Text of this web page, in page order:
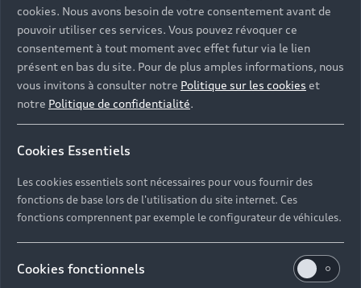
Les cartes routières sont également consultables
à tout moment ainsi que des informations locales
essentielles : points d’intérêt, limitations de
vitesse, indication de consommation selon la
pente, etc.
En savoir plus sur l’Audi Virtual Cockpit
cookies. Nous avons besoin de votre consentement avant de
pouvoir utiliser ces services. Vous pouvez révoquer ce
consentement à tout moment avec effet futur via le lien
présent en bas du site. Pour de plus amples informations, nous
vous invitons à consulter notre Politique sur les cookies et
notre Politique de confidentialité.
Cookies Essentiels
Les cookies essentiels sont nécessaires pour vous fournir des
fonctions de base lors de l'utilisation du site internet. Ces
fonctions comprennent par exemple le configurateur de véhicules.
Cookies fonctionnels